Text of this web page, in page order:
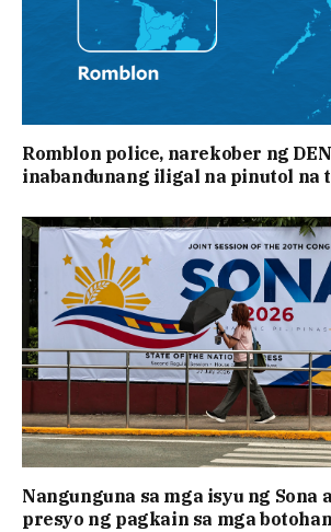
Romblon police, narekober ng
inabandunang iligal na pinutol na
Nangunguna sa mga isyu ng Sona
presyo ng pagkain sa mga botohan